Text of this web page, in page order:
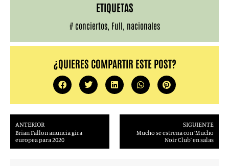
ETIQUETAS
# conciertos, Full nacionales
¿QUIERES COMPARTIR ESTE POST?
ANTERIOR
Brian Fallon anuncia gira
europea para 2020
SIGUIENTE
Mucho se estrena con ‘Mucho
Noir Club’ en salas